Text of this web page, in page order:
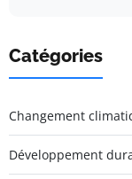
Catégories
Changement
Développement